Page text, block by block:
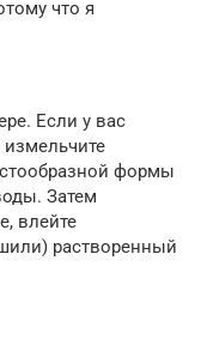
что я
Если у вас
формы
Затем
влейте
растворенный